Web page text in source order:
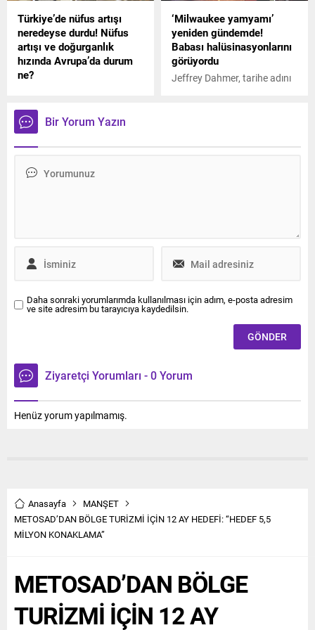
Türkiye’de nüfus artışı
neredeyse durdu! Nüfus
artışı ve doğurganlık
hızında Avrupa’da durum
ne?
sayısı bir önceki yıla göre
sadece 92 bin 824 kişi
artarak 85 milyon 372 bin
‘Milwaukee yamyamı’
yeniden gündemde!
Babası halüsinasyonlarını
görüyordu
Jeffrey Dahmer, tarihe adını
kopardı ve ABD'de bugün
Bir Yorum Yazın
Daha sonraki yorumlarımda kullanılması için adım, e-posta adresim
ve site adresim bu tarayıcıya kaydedilsin.
Ziyaretçi Yorumları - 0 Yorum
Henüz yorum yapılmamış.
Anasayfa
MANŞET
METOSAD’DAN BÖLGE TURİZMİ İÇİN 12 AY HEDEFİ: “HEDEF 5,5
MİLYON KONAKLAMA”
METOSAD’DAN BÖLGE
TURİZMİ İÇİN 12 AY